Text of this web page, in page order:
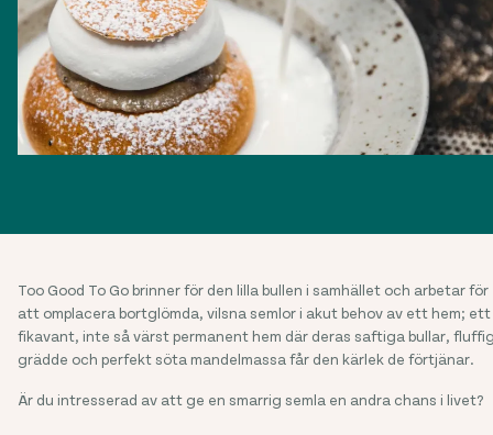
Too Good To Go brinner för den lilla bullen i samhället och arbetar för
att omplacera bortglömda, vilsna semlor i akut behov av ett hem; ett
fikavant, inte så värst permanent hem där deras saftiga bullar,
grädde och perfekt söta mandelmassa får den kärlek de förtjänar.
Är du intresserad av att ge en smarrig semla en andra chans i livet?